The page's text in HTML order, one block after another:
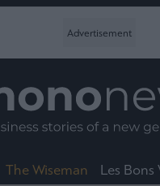
The Wiseman Les Bons